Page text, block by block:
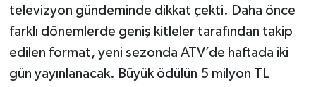
televizyon gündeminde dikkat çekti. Daha önce
farklı dönemlerde geniş kitleler tarafından takip
edilen format, yeni sezonda ATV’de haftada iki
gün yayınlanacak. Büyük ödülün 5 milyon TL